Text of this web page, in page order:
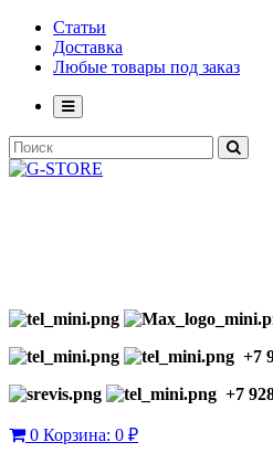
Статьи
Доставка
Любые товары под заказ
+7
+7
0 Корзина: 0 ₽